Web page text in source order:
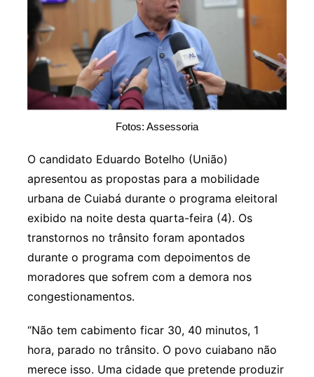
Fotos: Assessoria
O candidato Eduardo Botelho (União)
apresentou as propostas para a mobilidade
urbana de Cuiabá durante o programa eleitoral
exibido na noite desta quarta-feira (4). Os
transtornos no trânsito foram apontados
durante o programa com depoimentos de
moradores que sofrem com a demora nos
congestionamentos.
“Não tem cabimento ficar 30, 40 minutos, 1
hora, parado no trânsito. O povo cuiabano não
merece isso. Uma cidade que pretende produzir